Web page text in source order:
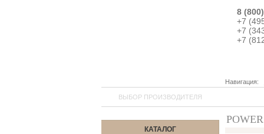
8
+7
+7
+7
Навигация:
ВЫБОР ПРОИЗВОДИТЕЛЯ
КАТАЛОГ